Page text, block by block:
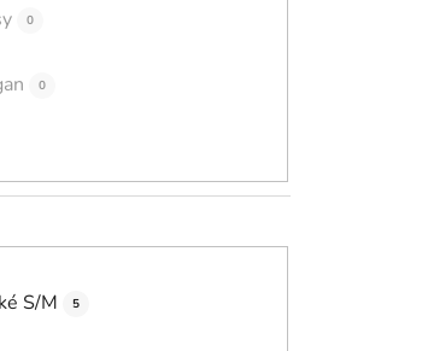
0
0
S/M 5